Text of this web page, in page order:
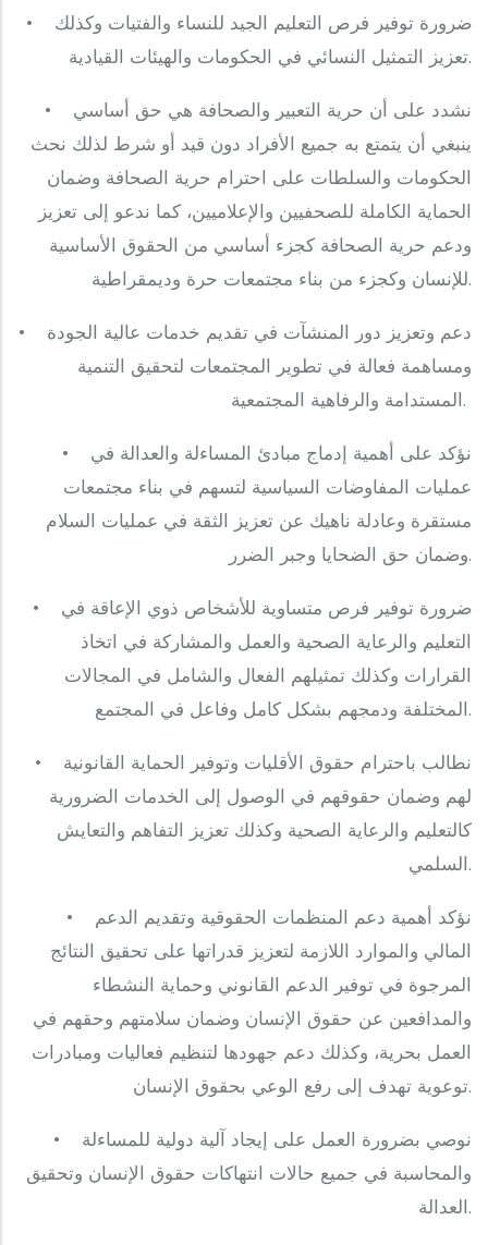
• ضرورة توفير فرص التعليم الجيد للنساء والفتيات وكذلك
تعزيز التمثيل النسائي في الحكومات والهيئات القيادية.
• نشدد على أن حرية التعبير والصحافة هي حق أساسي
ينبغي أن يتمتع به جميع الأفراد دون قيد أو شرط لذلك نحث
الحكومات والسلطات على احترام حرية الصحافة وضمان
الحماية الكاملة للصحفيين والإعلاميين، كما ندعو إلى تعزيز
ودعم حرية الصحافة كجزء أساسي من الحقوق الأساسية
للإنسان وكجزء من بناء مجتمعات حرة وديمقراطية.
‎• دعم وتعزيز دور المنشآت في تقديم خدمات عالية الجودة
ومساهمة فعالة في تطوير المجتمعات لتحقيق التنمية
المستدامة والرفاهية المجتمعية.
‎• نؤكد على أهمية إدماج مبادئ المساءلة والعدالة في
عمليات المفاوضات السياسية لتسهم في بناء مجتمعات
مستقرة وعادلة ناهيك عن تعزيز الثقة في عمليات السلام
وضمان حق الضحايا وجبر الضرر.
‎• ضرورة توفير فرص متساوية للأشخاص ذوي الإعاقة في
التعليم والرعاية الصحية والعمل والمشاركة في اتخاذ
القرارات وكذلك تمثيلهم الفعال والشامل في المجالات
المختلفة ودمجهم بشكل كامل وفاعل في المجتمع.
‎• نطالب باحترام حقوق الأقليات وتوفير الحماية القانونية
لهم وضمان حقوقهم في الوصول إلى الخدمات الضرورية
كالتعليم والرعاية الصحية وكذلك تعزيز التفاهم والتعايش
السلمي.
‎• نؤكد أهمية دعم المنظمات الحقوقية وتقديم الدعم
المالي والموارد اللازمة لتعزيز قدراتها على تحقيق النتائج
المرجوة في توفير الدعم القانوني وحماية النشطاء
والمدافعين عن حقوق الإنسان وضمان سلامتهم وحقهم في
العمل بحرية، وكذلك دعم جهودها لتنظيم فعاليات ومبادرات
توعوية تهدف إلى رفع الوعي بحقوق الإنسان.
• نوصي بضرورة العمل على إيجاد آلية دولية للمساءلة
والمحاسبة في جميع حالات انتهاكات حقوق الإنسان وتحقيق
العدالة.